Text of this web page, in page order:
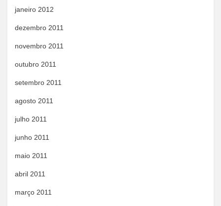
janeiro 2012
dezembro 2011
novembro 2011
outubro 2011
setembro 2011
agosto 2011
julho 2011
junho 2011
maio 2011
abril 2011
março 2011